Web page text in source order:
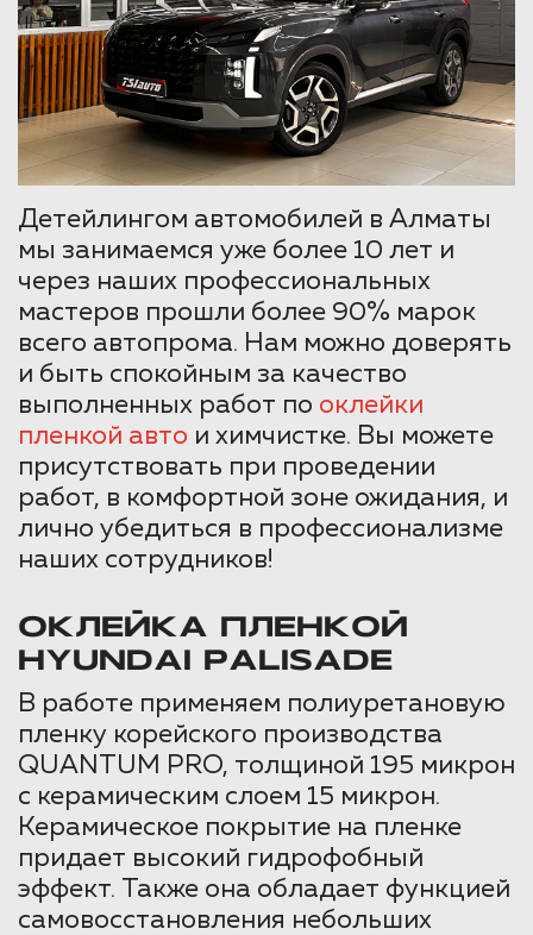
Детейлингом автомобилей в Алматы
мы занимаемся уже более 10 лет и
через наших профессиональных
мастеров прошли более 90% марок
всего автопрома. Нам можно доверять
и быть спокойным за качество
выполненных работ по оклейки
пленкой авто и химчистке. Вы можете
присутствовать при проведении
работ, в комфортной зоне ожидания, и
лично убедиться в профессионализме
наших сотрудников!
ОКЛЕЙКА ПЛЕНКОЙ
HYUNDAI PALISADE
В работе применяем полиуретановую
пленку корейского производства
QUANTUM PRO, толщиной 195 микрон
с керамическим слоем 15 микрон.
Керамическое покрытие на пленке
придает высокий гидрофобный
эффект. Также она обладает функцией
самовосстановления небольших